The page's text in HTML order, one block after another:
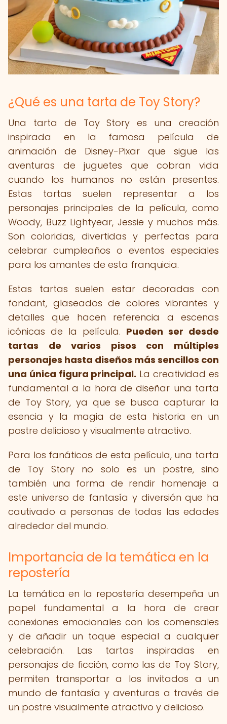
¿Qué es una tarta de Toy Story?
Una tarta de Toy Story es una creación
inspirada en la famosa película de
animación de Disney-Pixar que sigue las
aventuras de juguetes que cobran vida
cuando los humanos no están presentes.
Estas tartas suelen representar a los
personajes principales de la película, como
Woody, Buzz Lightyear, Jessie y muchos más.
Son coloridas, divertidas y perfectas para
celebrar cumpleaños o eventos especiales
para los amantes de esta franquicia.
Estas tartas suelen estar decoradas con
fondant, glaseados de colores vibrantes y
detalles que hacen referencia a escenas
icónicas de la película. Pueden ser desde
tartas de varios pisos con múltiples
personajes hasta diseños más sencillos con
una única figura principal. La creatividad es
fundamental a la hora de diseñar una tarta
de Toy Story, ya que se busca capturar la
esencia y la magia de esta historia en un
postre delicioso y visualmente atractivo.
Para los fanáticos de esta película, una tarta
de Toy Story no solo es un postre, sino
también una forma de rendir homenaje a
este universo de fantasía y diversión que ha
cautivado a personas de todas las edades
alrededor del mundo.
Importancia de la temática en la
repostería
La temática en la repostería desempeña un
papel fundamental a la hora de crear
conexiones emocionales con los comensales
y de añadir un toque especial a cualquier
celebración. Las tartas inspiradas en
personajes de ficción, como las de Toy Story,
permiten transportar a los invitados a un
mundo de fantasía y aventuras a través de
un postre visualmente atractivo y delicioso.